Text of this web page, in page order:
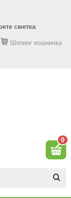
сметка.
Шопинг кошничка
0